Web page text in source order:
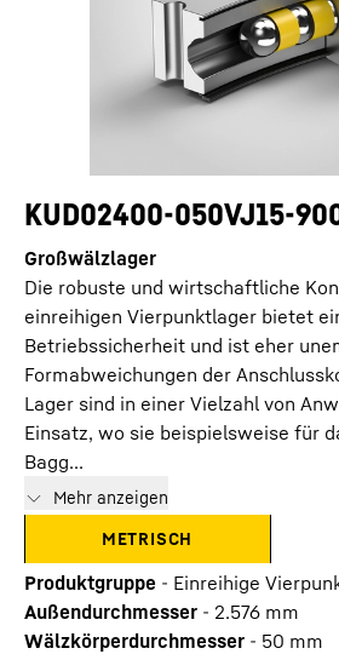
KUD02400-050VJ15-
Großwälzlager
Die robuste und wirtschaftliche
einreihigen Vierpunktlager bietet
Betriebssicherheit und ist eher
Formabweichungen der
Lager sind in einer Vielzahl von
Einsatz, wo sie beispielsweise für
Bagg...
Mehr anzeigen
METRISCH
Produktgruppe - Einreihige
Außendurchmesser - 2.576 mm
Wälzkörperdurchmesser - 50 mm